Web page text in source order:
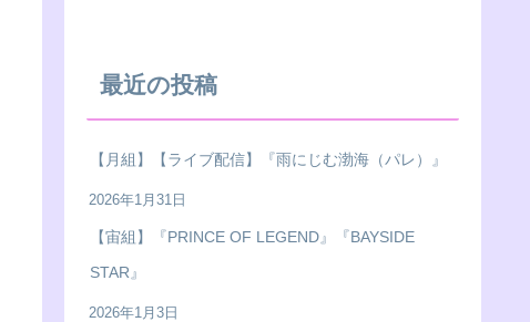
最近の投稿
【月組】【ライブ配信】『雨にじむ渤海（パレ）』
2026年1月31日
【宙組】『PRINCE OF LEGEND』『BAYSIDE
STAR』
2026年1月3日